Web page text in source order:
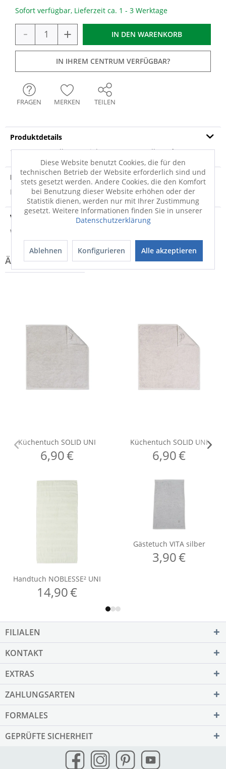
Sofort verfügbar, Lieferzeit ca. 1 - 3 Werktage
- + IN DEN WARENKORB
IN IHREM CENTRUM VERFÜGBAR?
FRAGEN MERKEN TEILEN
Produktdetails
100% Baumwolle Material: 100% Baumwollemehr
Produktsicherheit
Produktsicherheit
Versandinfo
Weitere Informationen zum Versand...
FILIALEN
KONTAKT
EXTRAS
ZAHLUNGSARTEN
FORMALES
GEPRÜFTE SICHERHEIT
Diese Website benutzt Cookies, die für den
technischen Betrieb der Website erforderlich sind und
stets gesetzt werden. Andere Cookies, die den Komfort
bei Benutzung dieser Website erhöhen oder der
Statistik dienen, werden nur mit Ihrer Zustimmung
gesetzt. Weitere Informationen finden Sie in unserer
Datenschutzerklärung
Ablehnen Konfigurieren Alle akzeptieren